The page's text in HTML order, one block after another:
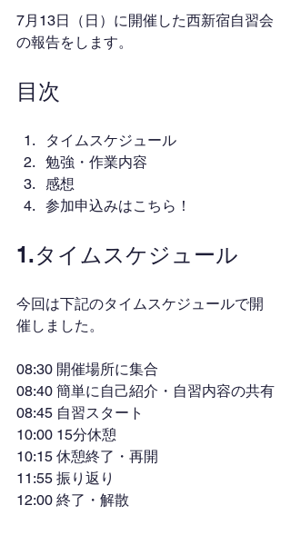
7月13日（日）に開催した西新宿自習会
の報告をします。
目次
タイムスケジュール
勉強・作業内容
感想
参加申込みはこちら！
1.タイムスケジュール
今回は下記のタイムスケジュールで開
催しました。
08:30 開催場所に集合
08:40 簡単に自己紹介・自習内容の共有
08:45 自習スタート
10:00 15分休憩
10:15 休憩終了・再開
11:55 振り返り
12:00 終了・解散